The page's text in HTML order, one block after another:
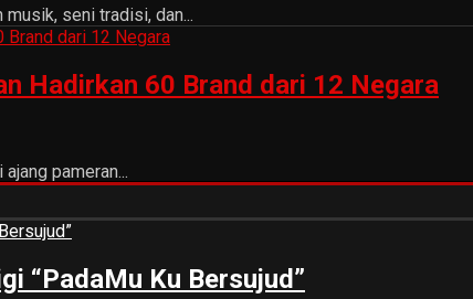
seni tradisi, dan...
Hadirkan 60 Brand dari 12 Negara
pameran...
“PadaMu Ku Bersujud”